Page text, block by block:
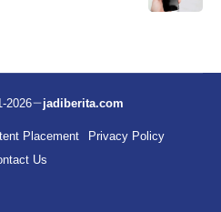
2026 jadiberita.com
Placement
Privacy Policy
Us